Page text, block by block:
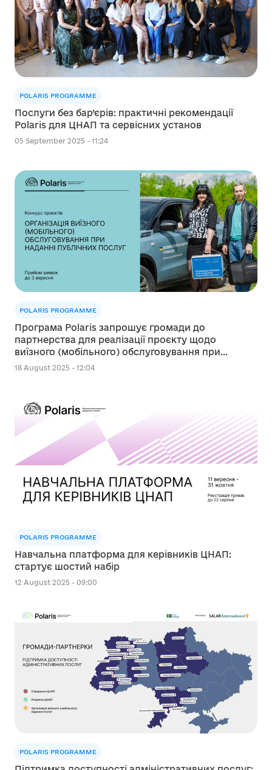
POLARIS PROGRAMME
Послуги без бар’єрів: практичні рекомендації
Polaris для ЦНАП та сервісних установ
05 September 2025 - 11:24
POLARIS PROGRAMME
Програма Polaris запрошує громади до
партнерства для реалізації проєкту щодо
виїзного (мобільного) обслуговування при
наданні публічних послуг
18 August 2025 - 12:04
POLARIS PROGRAMME
Навчальна платформа для керівників ЦНАП:
стартує шостий набір
12 August 2025 - 09:00
POLARIS PROGRAMME